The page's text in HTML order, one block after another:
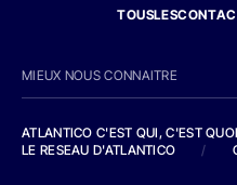
MIEUX NOUS CONNAITRE
ATLANTICO C'EST QUI, C'EST
LE RESEAU D'ATLANTICO
/